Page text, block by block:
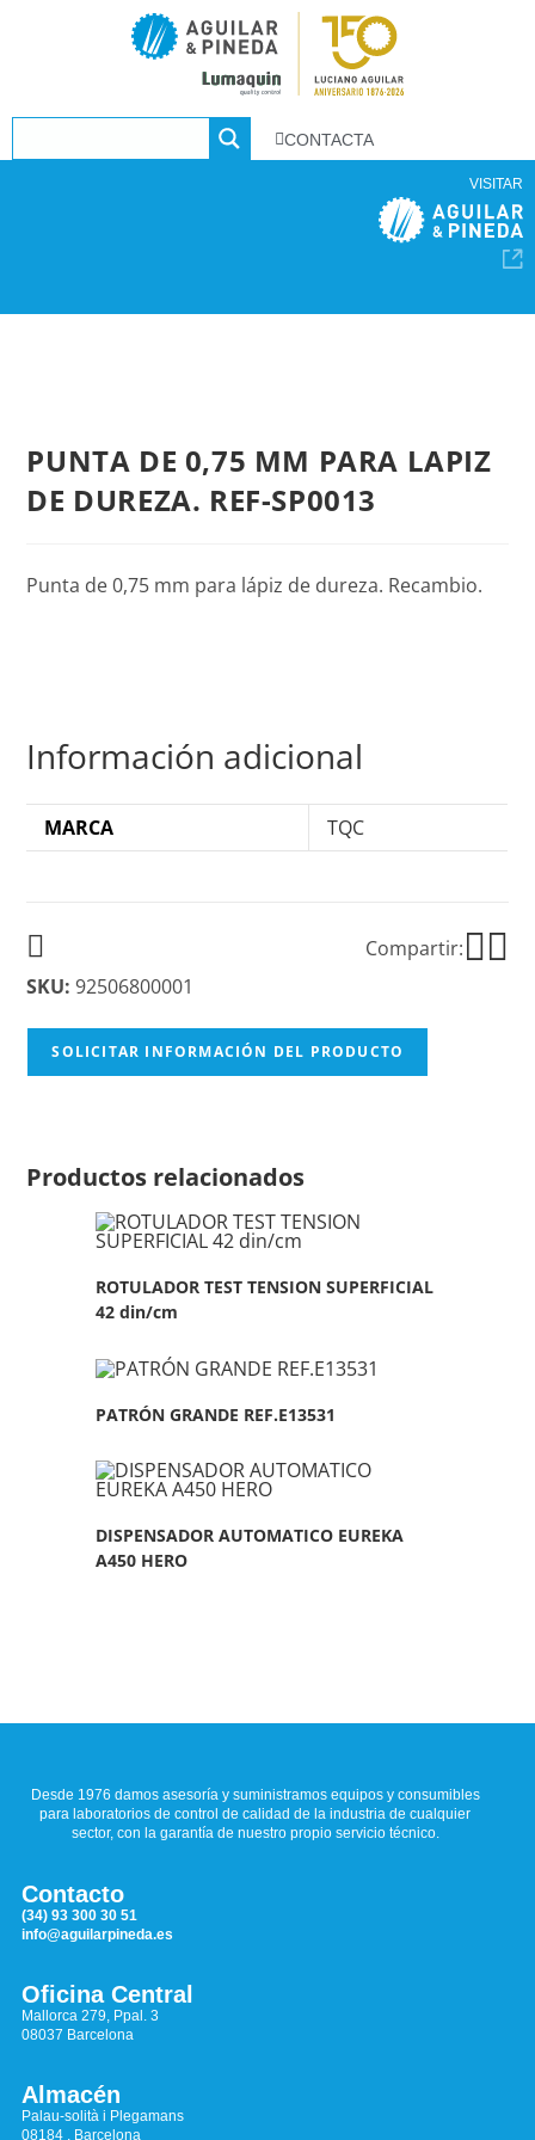
CONTACTA
VISITAR
PUNTA DE 0,75 MM PARA LAPIZ
DE DUREZA. REF-SP0013
Punta de 0,75 mm para lápiz de dureza. Recambio.
Información adicional
MARCA TQC
Compartir:
SKU: 92506800001
SOLICITAR INFORMACIÓN DEL PRODUCTO
Productos relacionados
ROTULADOR TEST TENSION SUPERFICIAL
42 din/cm
PATRÓN GRANDE REF.E13531
DISPENSADOR AUTOMATICO EUREKA
A450 HERO
Desde 1976 damos asesoría y suministramos equipos y consumibles
para laboratorios de control de calidad de la industria de cualquier
sector, con la garantía de nuestro propio servicio técnico.
Contacto
(34) 93 300 30 51
info@aguilarpineda.es
Oficina Central
Mallorca 279, Ppal. 3
08037 Barcelona
Almacén
Palau-solità i Plegamans
08184 , Barcelona